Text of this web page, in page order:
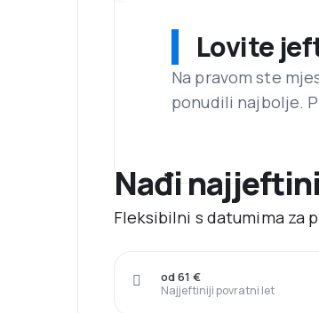
Lovite
Na pravom ste
ponudili najbolje.
Nađi
Fleksibilni s datumima za
Najjeftiniji povratni let
od 61 €